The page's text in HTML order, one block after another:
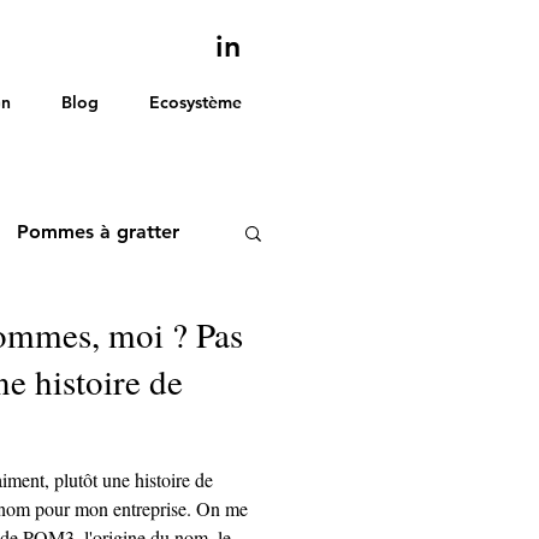
in
Blog Ecosystème
Pommes à gratter
moi ? Pas
histoire de
mon entreprise. On me